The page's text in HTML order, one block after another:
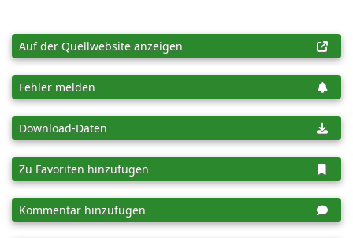
Auf der Quellwebsite anzeigen
Fehler melden
Download-Daten
Zu Favoriten hinzufügen
Kommentar hinzufügen